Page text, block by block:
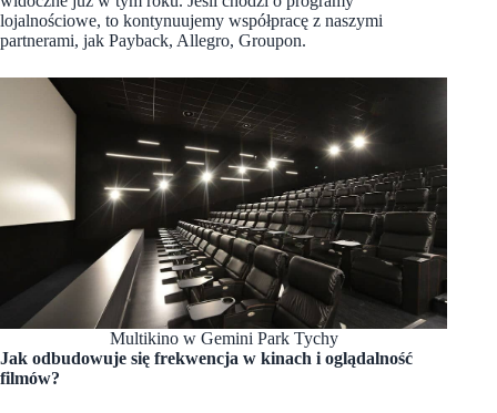
lojalnościowe, to kontynuujemy współpracę z naszymi
partnerami, jak Payback, Allegro, Groupon.
Multikino w Gemini Park Tychy
Jak odbudowuje się frekwencja w kinach i oglądalność
filmów?